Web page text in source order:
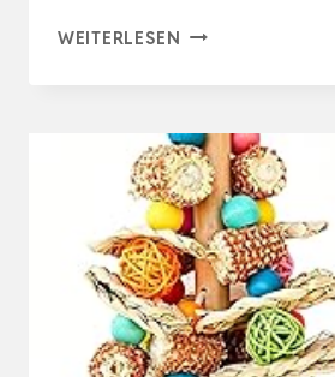
WEITERLESEN VOGELSPIELZEUG
ÖGEL, N
ATÜRLICHER M
AISKOLBEN U
ND L
UFFASCHEIBEN, K
AUSPIELZEUG F
ÜR G